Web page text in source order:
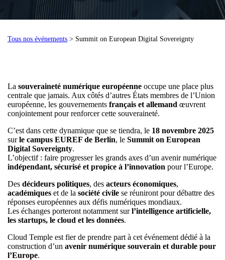
Tous nos événements > Summit on European Digital Sovereignty
La souveraineté numérique européenne occupe une place plus
centrale que jamais. Aux côtés d’autres États membres de l’Union
européenne, les gouvernements français et allemand œuvrent
conjointement pour renforcer cette souveraineté.
C’est dans cette dynamique que se tiendra, le 18 novembre 2025
surle campus EUREF de Berlin, le Summit on European
Digital Sovereignty.
L’objectif : faire progresser les grands axes d’un avenir numérique
indépendant, sécurisé et propice à l’innovation pour l’Europe.
Des décideurs politiques, des acteurs économiques,
académiques et de la société civile se réuniront pour débattre des
réponses européennes aux défis numériques mondiaux.
Les échanges porteront notamment surl’intelligence artificielle,
les startups, le cloud et les données.
Cloud Temple est fier de prendre part à cet événement dédié à la
construction d’un avenir numérique souverain et durable pour
l’Europe.